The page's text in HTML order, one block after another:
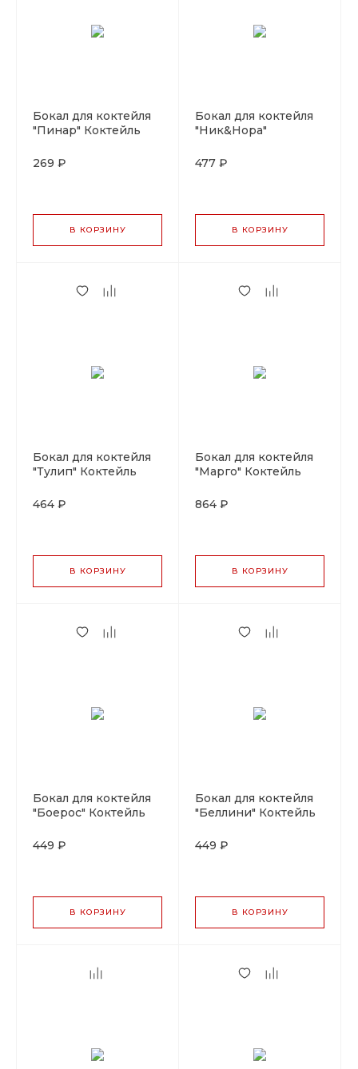
Бокал для коктейля
"Пинар" Коктейль
Barware
269 ₽
В КОРЗИНУ
Бокал для коктейля
"Ник&Нора"
175мл.P.L-Barware
477 ₽
В КОРЗИНУ
Бокал для коктейля
"Тулип" Коктейль
Barware
464 ₽
В КОРЗИНУ
Бокал для коктейля
"Марго" Коктейль
Barware
864 ₽
В КОРЗИНУ
Бокал для коктейля
"Боерос" Коктейль
Barware
449 ₽
В КОРЗИНУ
Бокал для коктейля
"Беллини" Коктейль
Barware
449 ₽
В КОРЗИНУ